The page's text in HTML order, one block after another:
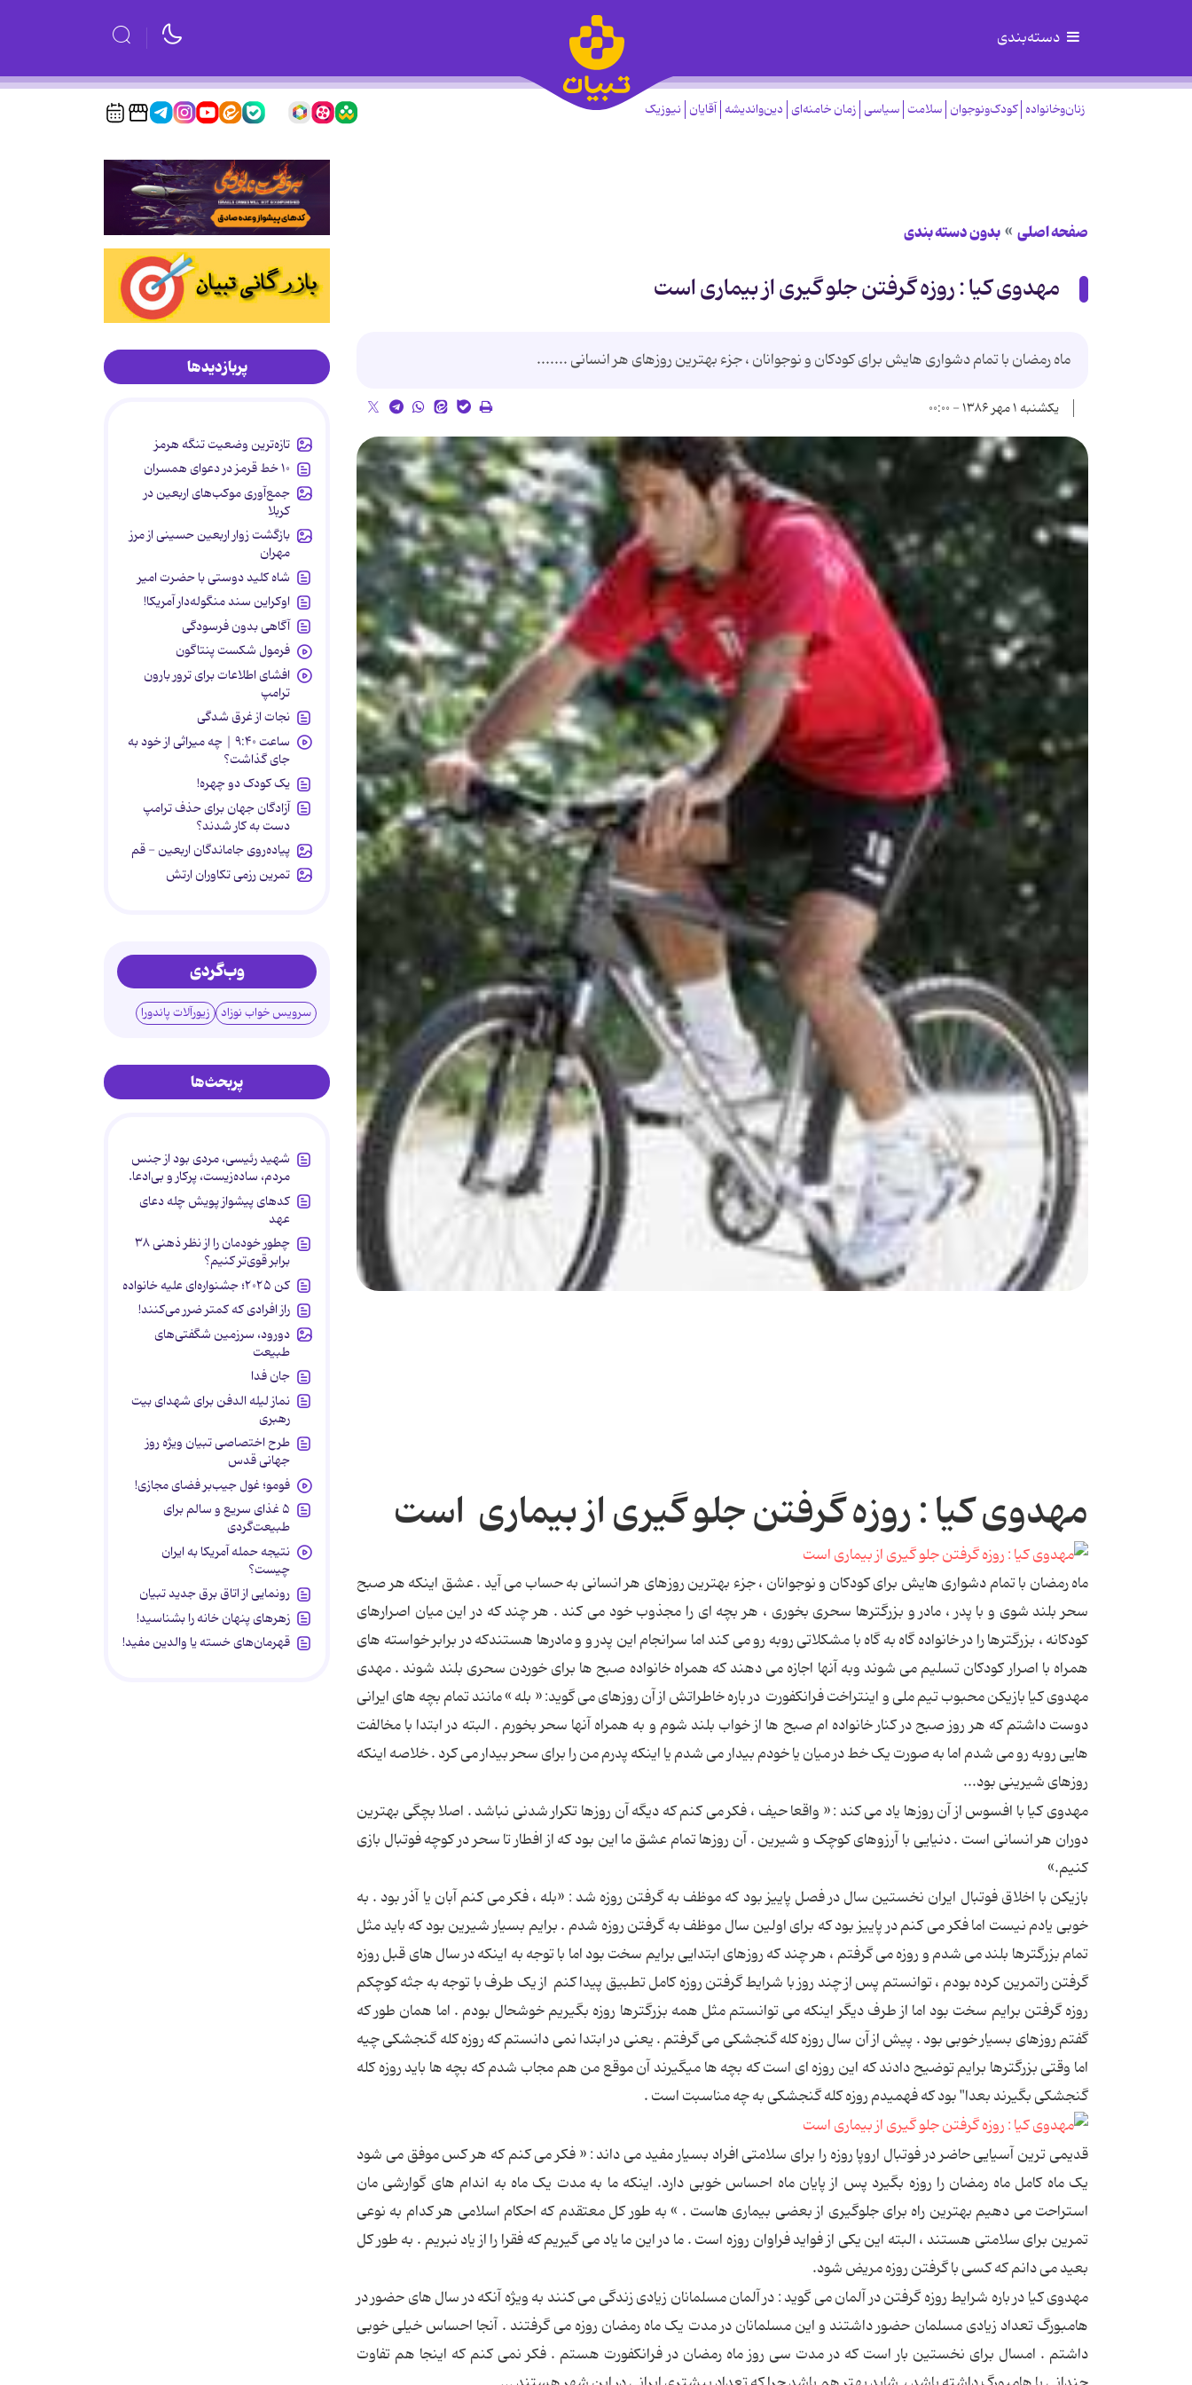
دسته‌بندی
زنان‌وخانواده کودک‌ونوجوان سلامت سیاسی زمان خامنه‌ای دین‌واندیشه آقایان نیوزیک
صفحه اصلی بدون دسته بندی
مهدوی کیا : روزه گرفتن جلو گیری از بیماری است
ماه رمضان با تمام دشواری هایش برای کودکان و نوجوانان ، جزء بهترین روزهای هر انسانی .......
یکشنبه ۱ مهر ۱۳۸۶ - ۰۰:۰۰
مهدوی کیا : روزه گرفتن جلو گیری از بیماری است
ماه رمضان با تمام دشواری هایش برای کودکان و نوجوانان ، جزء بهترین روزهای هر انسانی به حساب می آید . عشق اینکه هر صبح
سحر بلند شوی و با پدر ، مادر و بزرگترها سحری بخوری ، هر بچه ای را مجذوب خود می کند . هر چند که در این میان اصرارهای
کودکانه ، بزرگترها را در خانواده گاه به گاه با مشکلاتی روبه رو می کند اما سرانجام این پدر و و مادرها هستندکه در برابر خواسته های
همراه با اصرار کودکان تسلیم می شوند وبه آنها اجازه می دهند که همراه خانواده صبح ها برای خوردن سحری بلند شوند . مهدی
مهدوی کیا بازیکن محبوب تیم ملی و اینتراخت فرانکفورت در باره خاطراتش از آن روزهای می گوید: « بله » مانند تمام بچه های ایرانی
دوست داشتم که هر روز صبح در کنار خانواده ام صبح ها از خواب بلند شوم و به همراه آنها سحر بخورم . البته در ابتدا با مخالفت
هایی روبه رو می شدم اما به صورت یک خط در میان یا خودم بیدار می شدم یا اینکه پدرم من را برای سحر بیدار می کرد . خلاصه اینکه
روزهای شیرینی بود...
مهدوی کیا با افسوس از آن روزها یاد می کند : « واقعا حیف ، فکر می کنم که دیگه آن روزها تکرار شدنی نباشد . اصلا بچگی بهترین
دوران هر انسانی است . دنیایی با آرزوهای کوچک و شیرین . آن روزها تمام عشق ما این بود که از افطار تا سحر در کوچه فوتبال بازی
کنیم.»
بازیکن با اخلاق فوتبال ایران نخستین سال در فصل پاییز بود که موظف به گرفتن روزه شد : «بله ، فکر می کنم آبان یا آذر بود . به
خوبی یادم نیست اما فکر می کنم در پاییز بود که برای اولین سال موظف به گرفتن روزه شدم . برایم بسیار شیرین بود که باید مثل
تمام بزرگترها بلند می شدم و روزه می گرفتم ، هر چند که روزهای ابتدایی برایم سخت بود اما با توجه به اینکه در سال های قبل روزه
گرفتن راتمرین کرده بودم ، توانستم پس از چند روز با شرایط گرفتن روزه کامل تطبیق پیدا کنم از یک طرف با توجه به جثه کوچکم
روزه گرفتن برایم سخت بود اما از طرف دیگر اینکه می توانستم مثل همه بزرگترها روزه بگیریم خوشحال بودم . اما همان طور که
گفتم روزهای بسیار خوبی بود . پیش از آن سال روزه کله گنجشکی می گرفتم . یعنی در ابتدا نمی دانستم که روزه کله گنجشکی چیه
اما وقتی بزرگترها برایم توضیح دادند که این روزه ای است که بچه ها میگیرند آن موقع من هم مجاب شدم که بچه ها باید روزه کله
گنجشکی بگیرند بعدا" بود که فهمیدم روزه کله گنجشکی به چه مناسبت است .
قدیمی ترین آسیایی حاضر در فوتبال اروپا روزه را برای سلامتی افراد بسیار مفید می داند : « فکر می کنم که هر کس موفق می شود
یک ماه کامل ماه رمضان را روزه بگیرد پس از پایان ماه احساس خوبی دارد. اینکه ما به مدت یک ماه به اندام های گوارشی مان
استراحت می دهیم بهترین راه برای جلوگیری از بعضی بیماری هاست . » به طور کل معتقدم که احکام اسلامی هر کدام به نوعی
تمرین برای سلامتی هستند ، البته این یکی از فواید فراوان روزه است . ما در این ما یاد می گیریم که فقرا را از یاد نبریم . به طور کل
بعید می دانم که کسی با گرفتن روزه مریض شود.
مهدوی کیا در باره شرایط روزه گرفتن در آلمان می گوید : در آلمان مسلمانان زیادی زندگی می کنند به ویژه آنکه در سال های حضور در
هامبورگ تعداد زیادی مسلمان حضور داشتند و این مسلمانان در مدت یک ماه رمضان روزه می گرفتند . آنجا احساس خیلی خوبی
داشتم . امسال برای نخستین بار است که در مدت سی روز ماه رمضان در فرانکفورت هستم . فکر نمی کنم که اینجا هم تفاوت
پربازدیدها
تازه‌ترین وضعیت تنگه هرمز
۱۰ خط قرمز در دعوای همسران
جمع‌آوری موکب‌های اربعین در
کربلا
بازگشت زوار اربعین حسینی از مرز
مهران
شاه کلید دوستی با حضرت امیر
اوکراین سند منگوله‌دار آمریکا!
آگاهی بدون فرسودگی
فرمول شکست پنتاگون
افشای اطلاعات برای ترور بارون
ترامپ
نجات از غرق شدگی
ساعت ۹:۴۰ | چه میراثی از خود به
جای گذاشت؟
یک کودک دو چهره!
آزادگان جهان برای حذف ترامپ
دست به کار شدند؟
پیاده‌روی جاماندگان اربعین - قم
تمرین رزمی تکاوران ارتش
وب‌گردی
سرویس خواب نوزاد زیورآلات پاندورا
پربحث‌ها
شهید رئیسی، مردی بود از جنس
مردم، ساده‌زیست، پرکار و بی‌ادعا.
کدهای پیشواز پویش چله دعای
عهد
چطور خودمان را از نظر ذهنی ۳۸
برابر قوی‌تر کنیم؟
کن ۲۰۲۵؛ جشنواره‌ای علیه خانواده
راز افرادی که کمتر ضرر می‌کنند!
دورود، سرزمین شگفتی‌های
طبیعت
جان فدا
نماز لیله الدفن برای شهدای بیت
رهبری
طرح اختصاصی تبیان ویژه روز
جهانی قدس
فومو؛ غول جیب‌بر فضای مجازی!
۵ غذای سریع و سالم برای
طبیعت‌گردی
نتیجه حمله آمریکا به ایران
چیست؟
رونمایی از اتاق برق جدید تبیان
زهرهای پنهان خانه را بشناسید!
قهرمان‌های خسته یا والدین مفید!